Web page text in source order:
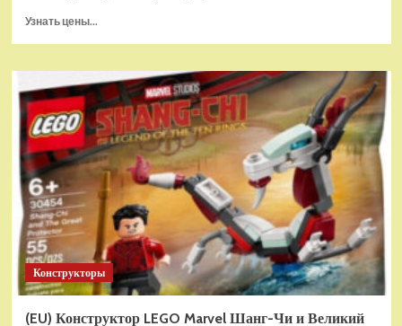
Узнать цены...
(EU)
Конструктор
LEGO
City
Лаборатория
космических
наук
(60439)
Конструкторы
(EU) Конструктор LEGO Marvel Шанг-Чи и Великий